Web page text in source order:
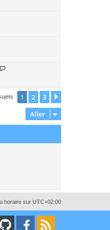
1 2 3
Aller
horaire sur UTC+02:00